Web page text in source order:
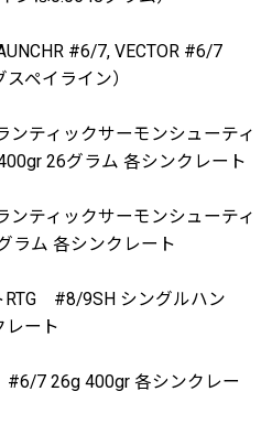
#6/7, VECTOR #6/7
ペイライン）
ティックサーモンシューティ
26グラム 各シンクレート
ティックサーモンシューティ
ラム 各シンクレート
RTG #8/9SH シングルハン
ート
7 26g 400gr 各シンクレー